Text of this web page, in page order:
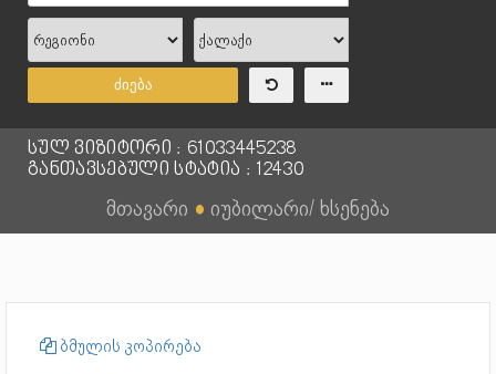
ძიება
სულ ვიზიტორი : 61033445238
განთავსებული სტატია : 12430
მთავარი ● იუბილარი/ ხსენება
ბმულის კოპირება